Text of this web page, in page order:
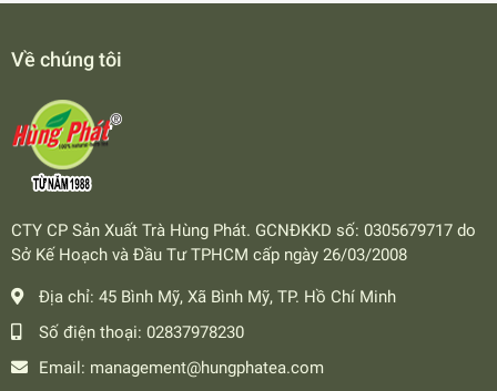
Về chúng tôi
CTY CP Sản Xuất Trà Hùng Phát. GCNĐKKD số: 0305679717 do
Sở Kế Hoạch và Đầu Tư TPHCM cấp ngày 26/03/2008
Địa chỉ: 45 Bình Mỹ, Xã Bình Mỹ, TP. Hồ Chí Minh
Số điện thoại: 02837978230
Email: management@hungphatea.com